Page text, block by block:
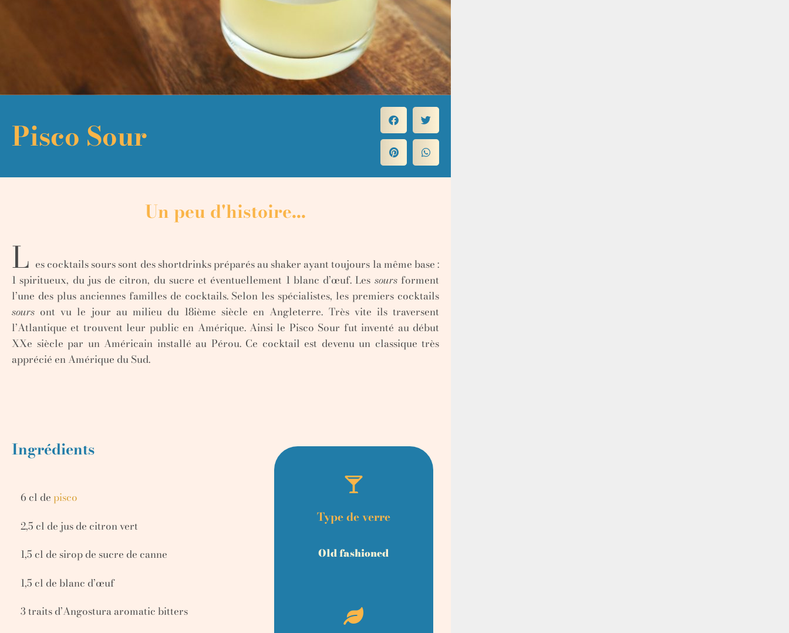
Pisco Sour
Un peu d'histoire...
L es cocktails sours sont des shortdrinks préparés au shaker ayant toujours la même base :
1 spiritueux, du jus de citron, du sucre et éventuellement 1 blanc d’œuf. Les soursforment
l’une des plus anciennes familles de cocktails. Selon les spécialistes, les premiers cocktails
sours ont vu le jour au milieu du 18ième siècle en Angleterre. Très vite ils traversent
l’Atlantique et trouvent leur public en Amérique. Ainsi le Pisco Sour fut inventé au début
XXe siècle par un Américain installé au Pérou. Ce cocktail est devenu un classique très
apprécié en Amérique du Sud.
Ingrédients
6 cl de pisco
2,5 cl de jus de citron vert
1,5 cl de sirop de sucre de canne
1,5 cl de blanc d’œuf
3 traits d’Angostura aromatic bitters
Type de verre
Old fashioned